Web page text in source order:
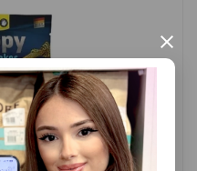
×
həzmini dəstəkləmək
su üçün